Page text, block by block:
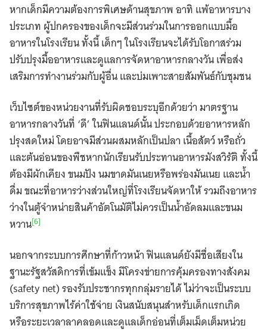
หากเด็กมีความต้องการพิเศษด้านสุขภาพ อาทิ แพ้อาหารบาง
ประเภท ผู้ปกครองของเด็กจะมีส่วนร่วมในการออกแบบมื้อ
อาหารในโรงเรียน ทั้งนี้ เด็กๆ ในโรงเรียนจะได้รับโอกาสร่วม
ปรับปรุงมื้ออาหารและดูแลการจัดหาอาหารกลางวัน เพื่อส่ง
เสริมการทำงานร่วมกับผู้อื่น และบ่มเพาะสายสัมพันธ์กับชุมชน
เว็บไซต์ของหน่วยงานที่รับผิดชอบระบุอีกด้วยว่า มาตรฐาน
อาหารกลางวันที่ ‘ดี’ ในฟินแลนด์นั้น ประกอบด้วยอาหารหลัก
ปรุงสดใหม่ โดยอาจมีส่วนผสมหลักเป็นปลา เนื้อสัตว์ หรือถั่ว
และต้นอ่อนของพืชหากนักเรียนรับประทานอาหารมังสวิรัติ ทั้งนี้
ต้องมีผักเคียง ขนมปัง นมขาดมันเนยหรือพร่องมันเนย และน้ำ
ดื่ม ขณะที่อาหารว่างส่วนใหญ่ที่โรงเรียนจัดหาให้ รวมถึงอาหาร
ว่างในตู้จำหน่ายสินค้าอัตโนมัติไม่ควรเป็นน้ำอัดลมและขนม
หวาน[6]
นอกจากระบบการศึกษาที่ก้าวหน้า ฟินแลนด์ยังมีชื่อเสียงใน
ฐานะรัฐสวัสดิการที่เข้มแข็ง มีโครงข่ายการคุ้มครองทางสังคม
(safety net) รองรับประชากรทุกกลุ่มรายได้ ไม่ว่าจะเป็นระบบ
บริการสุขภาพไร้ค่าใช้จ่าย เงินสนับสนุนสำหรับเด็กแรกเกิด
หรือระยะเวลาลาคลอดและดูแลเด็กอ่อนที่เต็มเม็ดเต็มหน่วย